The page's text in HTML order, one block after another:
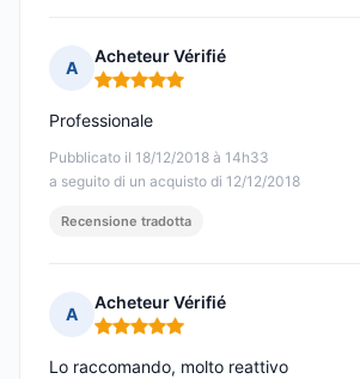
A
Acheteur Vérifié
Nota: 5 su 5
Pubblicato il 18/12/2018 à 14h33
a seguito di un acquisto di 12/12/2018
Professionale
Recensione tradotta
A
Acheteur Vérifié
Nota: 5 su 5
Lo raccomando, molto reattivo